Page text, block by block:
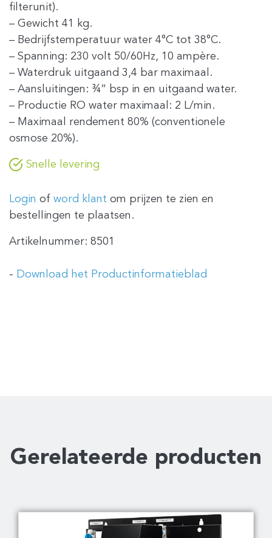
filterunit).
– Gewicht 41 kg.
– Bedrijfstemperatuur water 4°C tot 38°C.
– Spanning: 230 volt 50/60Hz, 10 ampère.
– Waterdruk uitgaand 3,4 bar maximaal.
– Aansluitingen: ¾” bsp in en uitgaand water.
– Productie RO water maximaal: 2 L/min.
– Maximaal rendement 80% (conventionele
osmose 20%).
Snelle levering
Login of word klant om prijzen te zien en
bestellingen te plaatsen.
Artikelnummer: 8501
- Download het Productinformatieblad
Gerelateerde producten